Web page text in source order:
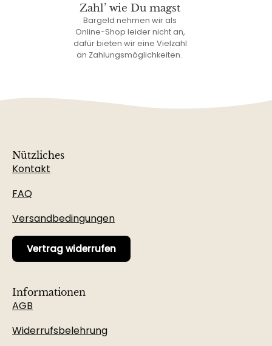
Zahl’ wie Du magst
Bargeld nehmen wir als
Online-Shop leider nicht an,
dafür bieten wir eine Vielzahl
an Zahlungsmöglichkeiten.
Nützliches
Kontakt
FAQ
Versandbedingungen
Vertrag widerrufen
Informationen
AGB
Widerrufsbelehrung